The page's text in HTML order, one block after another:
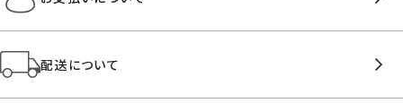
配送について